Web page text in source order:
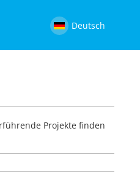
Deutsch
Projekte finden